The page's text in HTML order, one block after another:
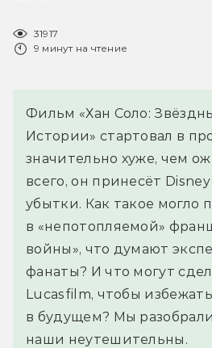
31917
9 минут на чтение
Фильм «Хан Соло:
Истории» стартовал в
значительно хуже, чем
всего, он принесёт
убытки. Как такое могло
в «непотопляемой»
войны», что думают
фанаты? И что могут
Lucasfilm, чтобы
в будущем? Мы
наши неутешительны.